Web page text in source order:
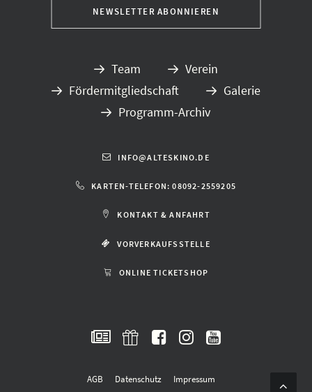
Team
Verein
Fördermitgliedschaft
Galerie
Programm-Archiv
INFO@ALTESKINO.DE
KARTEN-TELEFON: 08092-2559205
KONTAKT & ANFAHRT
VORVERKAUFSSTELLE
ONLINE TICKETSHOP
AGB Datenschutz Impressum